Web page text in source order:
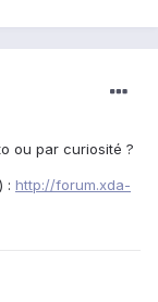
ou par curiosité ?
: http://forum.xda-